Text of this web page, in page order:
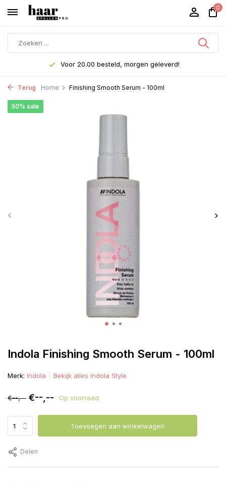
0
Voor 20.00 besteld, morgen geleverd!
Terug Home Finishing Smooth Serum - 100ml
Indola Finishing Smooth Serum - 100ml
50% sale
Merk: Indola Bekijk alles Indola Style
€--,-- €--,-- Op voorraad
Toevoegen aan winkelwagen
Delen